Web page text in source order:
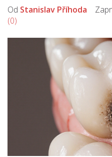
Od Stanislav Příhoda
(0)